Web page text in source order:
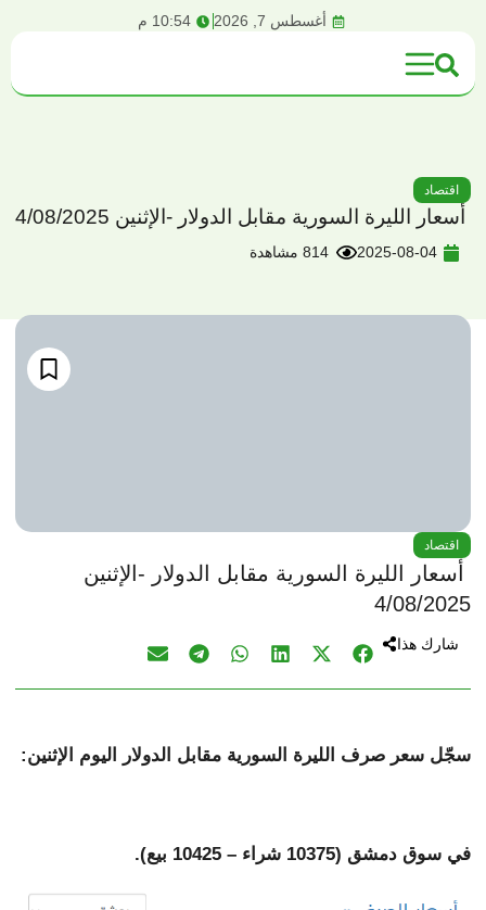
أغسطس 7, 2026 10:54 م
اقتصاد
أسعار الليرة السورية مقابل الدولار -الإثنين 4/08/2025
2025-08-04 814 مشاهدة
اقتصاد
أسعار الليرة السورية مقابل الدولار -الإثنين
4/08/2025
شارك هذا
سجّل سعر صرف الليرة السورية مقابل الدولار اليوم الإثنين:
في سوق دمشق (10375 شراء – 10425 بيع).